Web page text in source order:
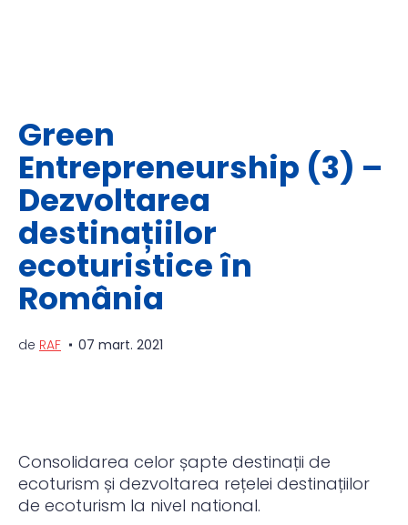
Green
Entrepreneurship (3) –
Dezvoltarea
destinațiilor
ecoturistice în
România
de RAF 07 mart. 2021
Consolidarea celor șapte destinații de
ecoturism și dezvoltarea rețelei destinațiilor
de ecoturism la nivel national.